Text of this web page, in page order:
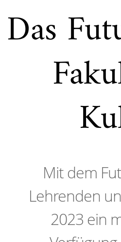
Das
Mit dem
Lehrenden
2023 ein